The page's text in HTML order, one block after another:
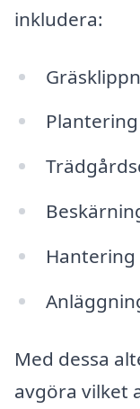
inkludera:
Med dessa
avgöra vilket